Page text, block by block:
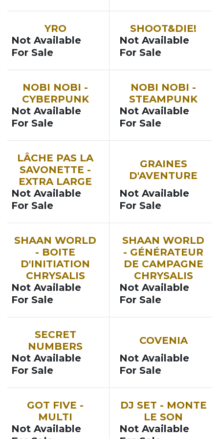
SOON
YRO
Not Available
For Sale
SOON
SHOOT&DIE!
Not Available
For Sale
SOON
NOBI NOBI -
CYBERPUNK
Not Available
For Sale
SOON
NOBI NOBI -
STEAMPUNK
Not Available
For Sale
SOON
LÂCHE PAS LA
SAVONETTE -
EXTRA LARGE
Not Available
For Sale
SOONGRAINES
D'AVENTURE
Not Available
For Sale
NOUVEAU
SHAAN WORLD
- BOITE
D'INITIATION
CHRYSALIS
Not Available
For Sale
NOUVEAU
SHAAN WORLD
- GÉNÉRATEUR
DE CAMPAGNE
CHRYSALIS
Not Available
For Sale
NOUVEAUSECRET
NUMBERS
Not Available
For Sale
NOUVEAUCOVENIA
Not Available
For Sale
GOT FIVE -
MULTI
Not Available
SOON
DJ SET - MONTE
LE SON
Not Available